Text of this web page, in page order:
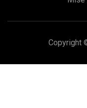
Copyright